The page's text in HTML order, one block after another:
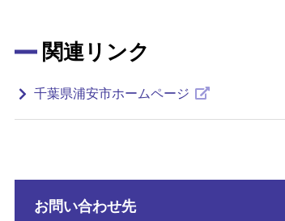
関連リンク
千葉県浦安市ホームページ
お問い合わせ先